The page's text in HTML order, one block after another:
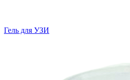
Гель для УЗИ